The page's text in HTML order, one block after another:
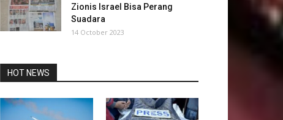
Zionis Israel Bisa Perang
Suadara
14 October 2023
HOT NEWS